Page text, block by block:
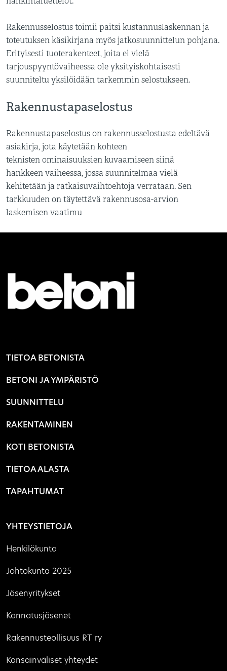
Rakennusselostus toimii paitsi kustannuslaskennan ja
toteutuksen käsikirjana myös jatkosuunnittelun pohjana.
Erityisesti tuoterakenteet, joita ei vielä
tarjouspyyntövaiheessa ole yksityiskohtaisesti
suunniteltu yksilöidään tarkemmin selostukseen.
Rakennustapaselostus
Rakennustapaselostus on rakennusselostusta edeltävä
asiakirja, jota käytetään kohteen
teknisten ominaisuuksien kuvaamiseen siinä
hankkeen vaiheessa, jossa suunnitelmaa vielä
kehitetään ja ratkaisuvaihtoehtoja verrataan. Sen
tarkkuuden on täytettävä rakennusosa-arvion
laskemisen vaatimu
TIETOA BETONISTA
BETONI JA YMPÄRISTÖ
SUUNNITTELU
RAKENTAMINEN
KOTI BETONISTA
TIETOA ALASTA
TAPAHTUMAT
YHTEYSTIETOJA
Henkilökunta
Johtokunta 2025
Jäsenyritykset
Kannatusjäsenet
Rakennusteollisuus RT ry
Kansainväliset yhteydet